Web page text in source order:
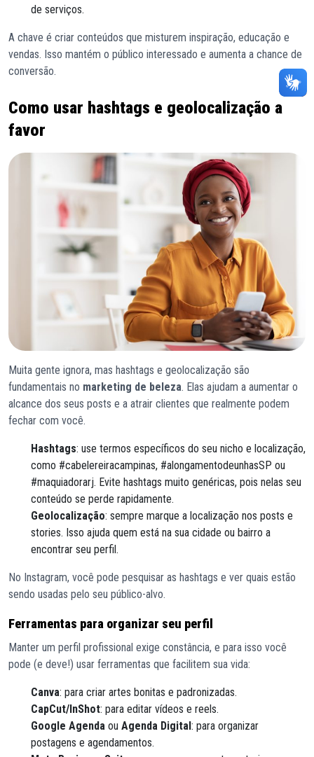
de serviços.
A chave é criar conteúdos que misturem inspiração, educação e
vendas. Isso mantém o público interessado e aumenta a chance de
conversão.
Como usar hashtags e geolocalização a
favor
Muita gente ignora, mas hashtags e geolocalização são
fundamentais no marketing de beleza. Elas ajudam a aumentar o
alcance dos seus posts e a atrair clientes que realmente podem
fechar com você.
Hashtags: use termos específicos do seu nicho e localização,
como #cabelereiracampinas, #alongamentodeunhasSP ou
#maquiadorarj. Evite hashtags muito genéricas, pois nelas seu
conteúdo se perde rapidamente.
Geolocalização: sempre marque a localização nos posts e
stories. Isso ajuda quem está na sua cidade ou bairro a
encontrar seu perfil.
No Instagram, você pode pesquisar as hashtags e ver quais estão
sendo usadas pelo seu público-alvo.
Ferramentas para organizar seu perfil
Manter um perfil profissional exige constância, e para isso você
pode (e deve!) usar ferramentas que facilitem sua vida:
Canva: para criar artes bonitas e padronizadas.
CapCut/InShot: para editar vídeos e reels.
Google Agenda ou Agenda Digital: para organizar
postagens e agendamentos.